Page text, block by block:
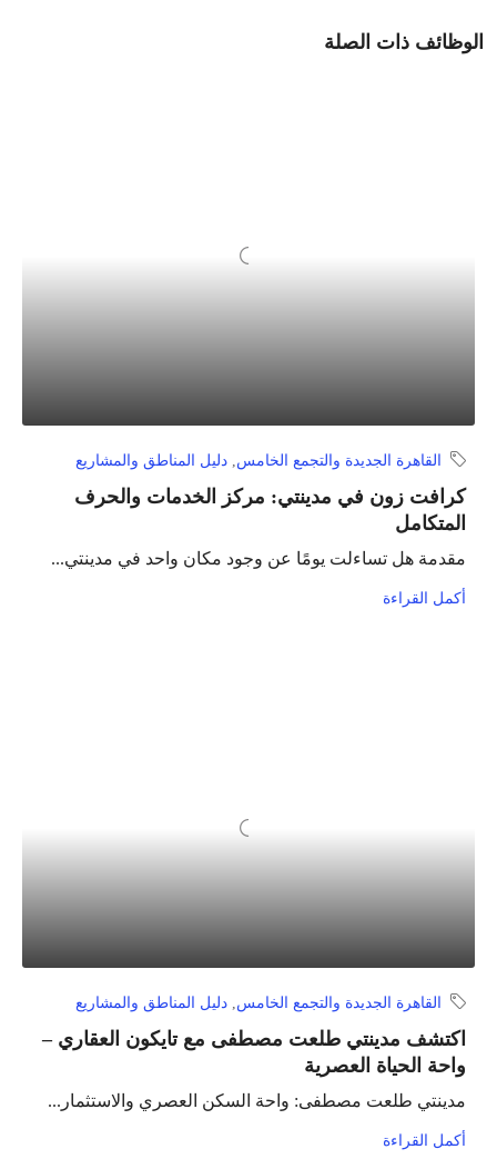
الوظائف ذات الصلة
القاهرة الجديدة والتجمع الخامس, دليل المناطق والمشاريع
كرافت زون في مدينتي: مركز الخدمات والحرف
المتكامل
مقدمة هل تساءلت يومًا عن وجود مكان واحد في مدينتي...
أكمل القراءة
القاهرة الجديدة والتجمع الخامس دليل المناطق والمشاريع
اكتشف مدينتي طلعت مصطفى مع تايكون العقاري –
واحة الحياة العصرية
مدينتي طلعت مصطفى: واحة السكن العصري والاستثمار...
أكمل القراءة